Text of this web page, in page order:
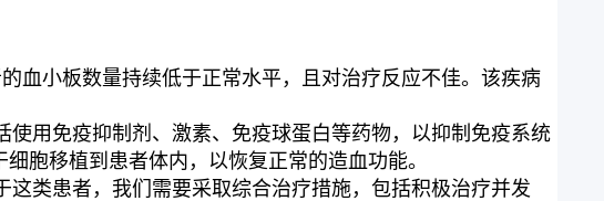
血小板数量持续低于正常水平，且对治疗反应不佳。该疾病
用免疫抑制剂、激素、免疫球蛋白等药物，以抑制免疫系统
胞移植到患者体内，以恢复正常的造血功能。
类患者，我们需要采取综合治疗措施，包括积极治疗并发